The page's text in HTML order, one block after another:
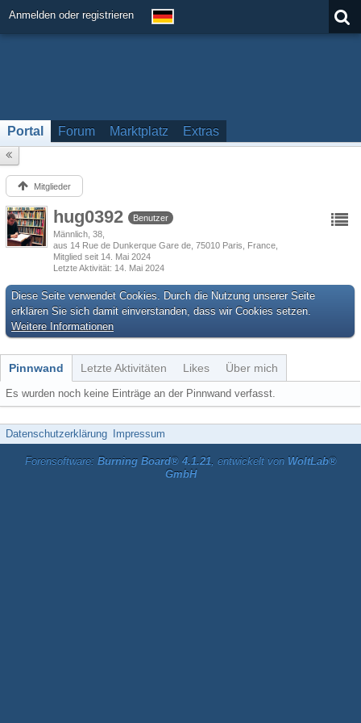
Anmelden oder registrieren
Portal Forum Marktplatz Extras
Mitglieder
hug0392
Benutzer
Männlich 38
aus 14 Rue de Dunkerque Gare de, 75010 Paris, France
Mitglied seit 14. Mai 2024
Letzte Aktivität 14. Mai 2024
Diese Seite verwendet Cookies. Durch die Nutzung unserer Seite
erklären Sie sich damit einverstanden, dass wir Cookies setzen.
Weitere Informationen
Pinnwand Letzte Aktivitäten Likes Über mich
Es wurden noch keine Einträge an der Pinnwand verfasst.
Datenschutzerklärung Impressum
Forensoftware: Burning Board® 4.1.21, entwickelt von WoltLab®
GmbH